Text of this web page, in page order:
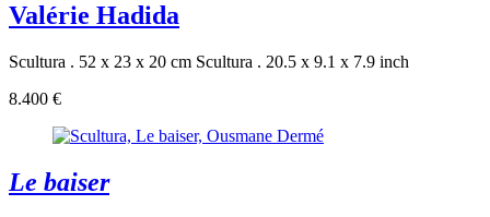
Valérie Hadida
Scultura . 52 x 23 x 20 cm Scultura . 20.5 x 9.1 x 7.9 inch
8.400 €
Le baiser